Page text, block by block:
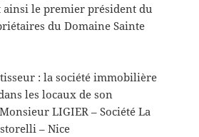
ainsi le premier président du
du Domaine Sainte
: la société immobilière
les locaux de son
LIGIER – Société La
– Nice